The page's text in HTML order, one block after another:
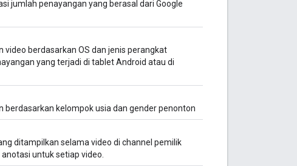
jumlah penayangan yang berasal dari Google
berdasarkan OS dan jenis perangkat
yang terjadi di tablet Android atau di
berdasarkan kelompok usia dan gender penonton
ditampilkan selama video di channel pemilik
untuk setiap video.